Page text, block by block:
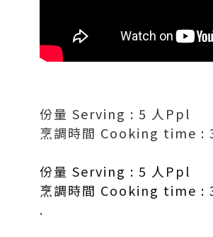
份量 Serving : 5 人Ppl
烹調時間 Cooking time :
份量 Serving : 5 人Ppl
烹調時間 Cooking time :
.